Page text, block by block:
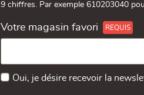
9 chiffres. Par exemple 610203040
Votre magasin favori
Oui, je désire recevoir la